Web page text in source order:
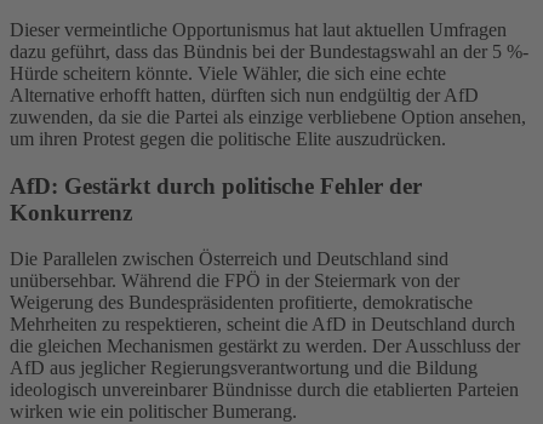
Dieser vermeintliche Opportunismus hat laut aktuellen Umfragen
dazu geführt, dass das Bündnis bei der Bundestagswahl an der 5 %-
Hürde scheitern könnte. Viele Wähler, die sich eine echte
Alternative erhofft hatten, dürften sich nun endgültig der AfD
zuwenden, da sie die Partei als einzige verbliebene Option ansehen,
um ihren Protest gegen die politische Elite auszudrücken.
AfD: Gestärkt durch politische Fehler der
Konkurrenz
Die Parallelen zwischen Österreich und Deutschland sind
unübersehbar. Während die FPÖ in der Steiermark von der
Weigerung des Bundespräsidenten profitierte, demokratische
Mehrheiten zu respektieren, scheint die AfD in Deutschland durch
die gleichen Mechanismen gestärkt zu werden. Der Ausschluss der
AfD aus jeglicher Regierungsverantwortung und die Bildung
ideologisch unvereinbarer Bündnisse durch die etablierten Parteien
wirken wie ein politischer Bumerang.